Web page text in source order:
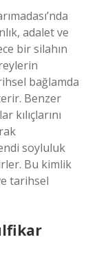
adalet ve
bir silahın
bağlamda
Benzer
kılıçlarını
soyluluk
Bu kimlik
tarihsel